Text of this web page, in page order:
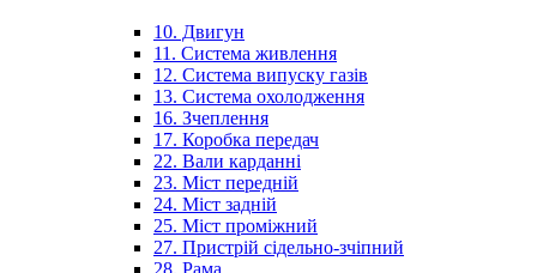
10. Двигун
11. Система живлення
12. Система випуску газів
13. Система охолодження
16. Зчеплення
17. Коробка передач
22. Вали карданні
23. Міст передній
24. Міст задній
25. Міст проміжний
27. Пристрій сідельно-зчіпний